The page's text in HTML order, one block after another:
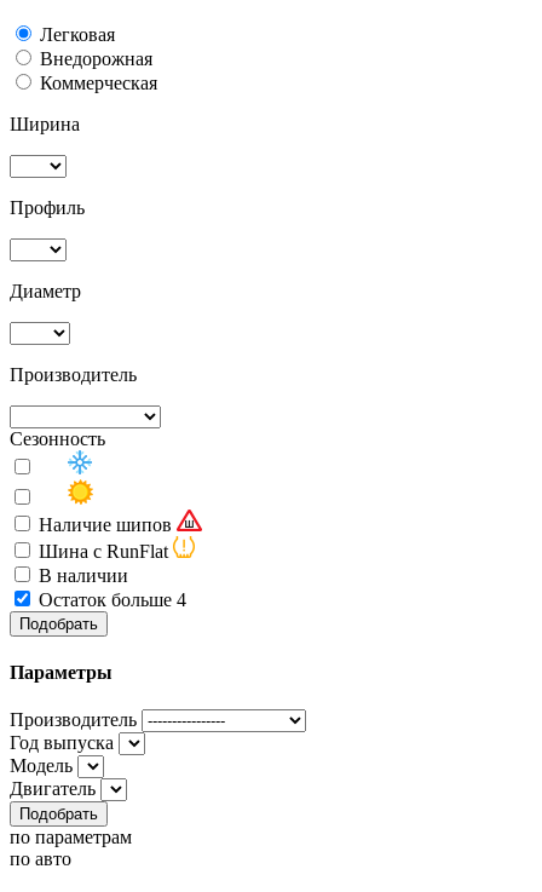
Легковая
Внедорожная
Коммерческая
Ширина
Профиль
Диаметр
Производитель
Сезонность
Наличие шипов
Шина с RunFlat
В наличии
Остаток больше 4
Подобрать
Параметры
Производитель
Год выпуска
Модель
Двигатель
Подобрать
по параметрам
по авто